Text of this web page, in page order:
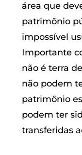
área que
patrimônio
impossível
Importante
não é terra
não podem
patrimônio
podem ter
transferidas